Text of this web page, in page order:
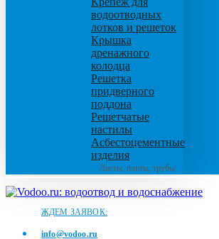
водоотводных
лотков и решеток
Крышка
дренажного
колодца
Решетка
придверного
поддона
Решетчатые
настилы
Асбестоцементные
изделия
Листы, плиты, трубы
ЖДЕМ ЗАЯВОК:
info@vodoo.ru